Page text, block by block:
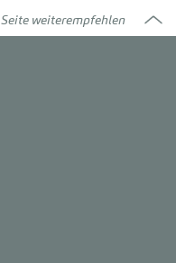
Seite weiterempfehlen